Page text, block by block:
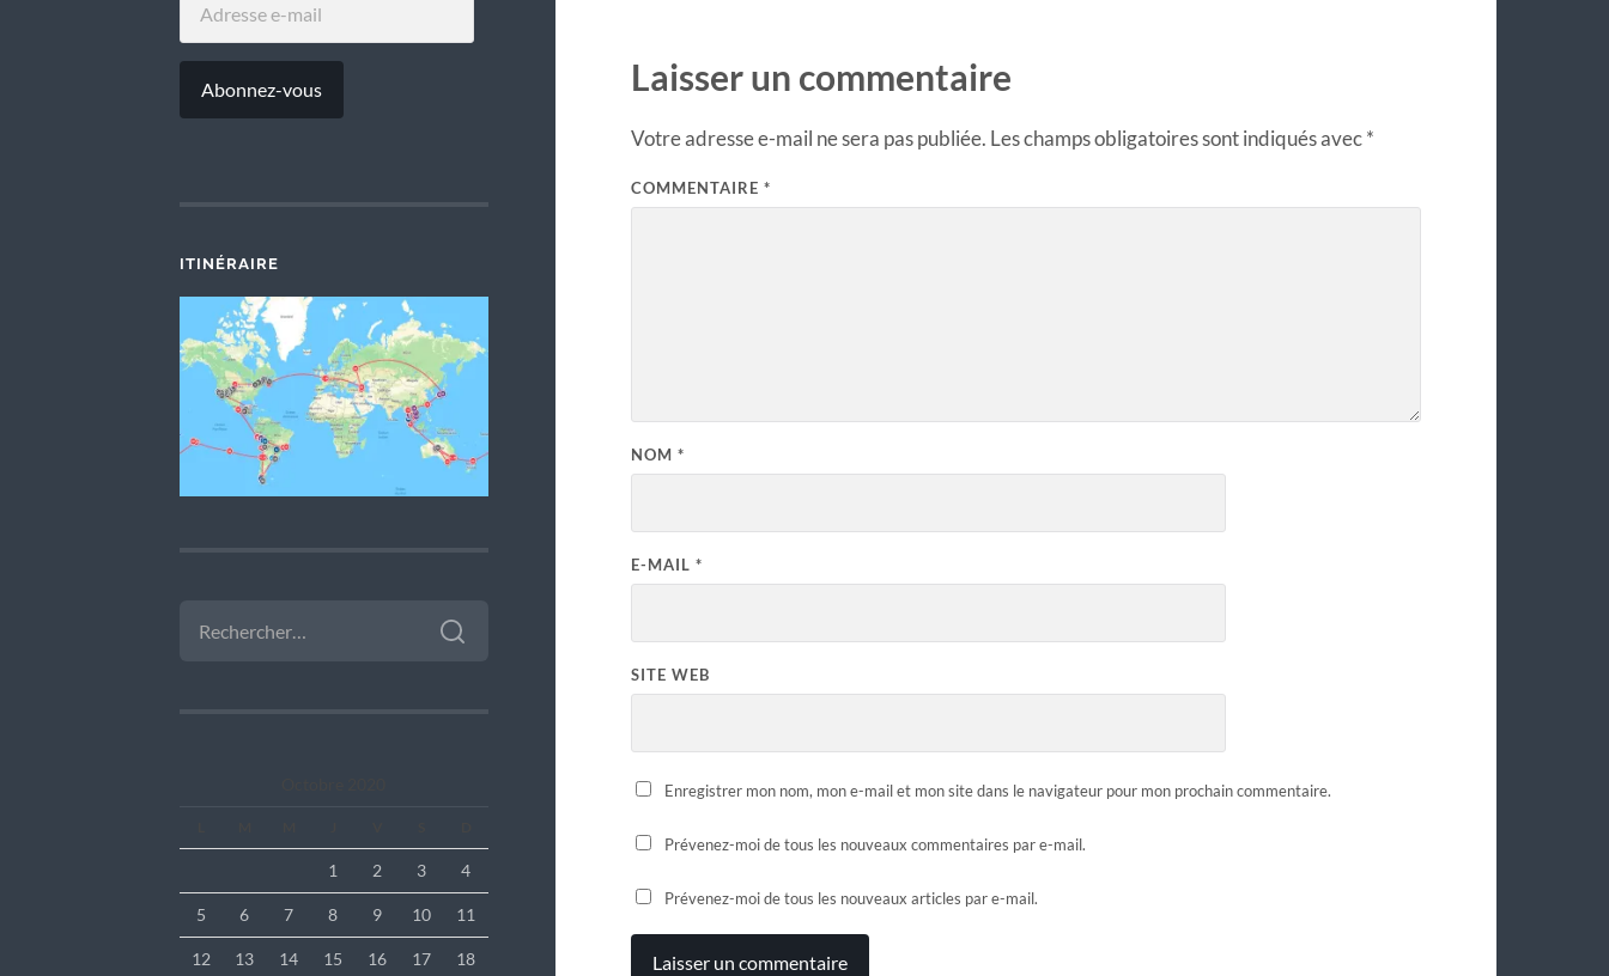
MAIL
Abonnez-vous
ITINÉRAIRE
1 2 3 4
5 6 7 8 9 10 11
12 13 14 15 16 17 18
Laisser un commentaire
Votre adresse e-mail ne sera pas publiée. Les champs obligatoires sont indiqués avec*
COMMENTAIRE *
NOM *
E-MAIL *
SITE WEB
Enregistrer mon nom, mon e-mail et mon site dans le navigateur pour mon prochain commentaire.
Prévenez-moi de tous les nouveaux commentaires par e-mail.
Prévenez-moi de tous les nouveaux articles par e-mail.